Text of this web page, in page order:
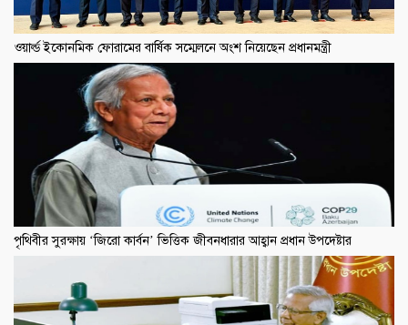
ওয়ার্ল্ড ইকোনমিক ফোরামের বার্ষিক সম্মেলনে অংশ নিয়েছেন প্রধানমন্ত্রী
পৃথিবীর সুরক্ষায় ‘জিরো কার্বন’ ভিত্তিক জীবনধারার আহ্বান প্রধান উপদেষ্টার